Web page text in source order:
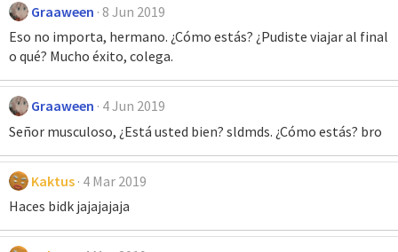
Graaween 8 Jun 2019
Eso no importa, hermano. ¿Cómo estás? ¿Pudiste viajar al final
o qué? Mucho éxito, colega.
Graaween 4 Jun 2019
Señor musculoso, ¿Está usted bien? sldmds. ¿Cómo estás? bro
Kaktus 4 Mar 2019
Haces bidk jajajajaja